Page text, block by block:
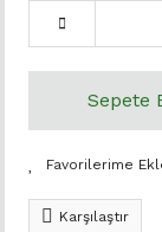
Sepete
Karşılaştır